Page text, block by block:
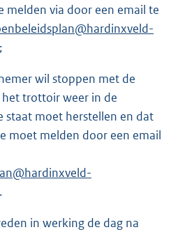
melden via door een email te
;
wil stoppen met de
het trottoir weer in de
staat moet herstellen en dat
moet melden door een email
.
in werking de dag na